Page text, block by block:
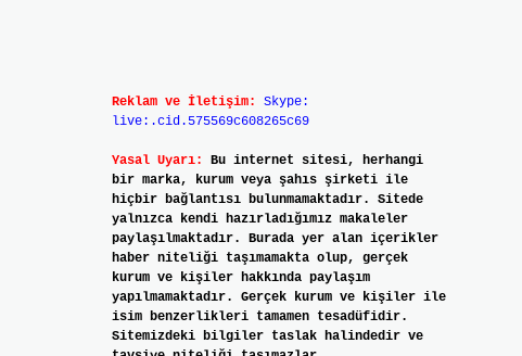
Reklam ve İletişim:
Skype:
live:.cid.575569c608265c69
Yasal Uyarı:
Bu internet sitesi, herhangi
bir marka, kurum veya şahıs şirketi ile
hiçbir bağlantısı bulunmamaktadır. Sitede
yalnızca kendi hazırladığımız makaleler
paylaşılmaktadır. Burada yer alan içerikler
haber niteliği taşımamakta olup, gerçek
kurum ve kişiler hakkında paylaşım
yapılmamaktadır. Gerçek kurum ve kişiler ile
isim benzerlikleri tamamen tesadüfidir.
Sitemizdeki bilgiler taslak halindedir ve